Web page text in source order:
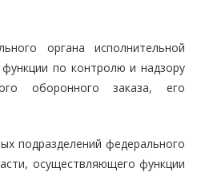
органа исполнительной
по контролю и надзору
оборонного заказа, его
подразделений федерального
осуществляющего функции